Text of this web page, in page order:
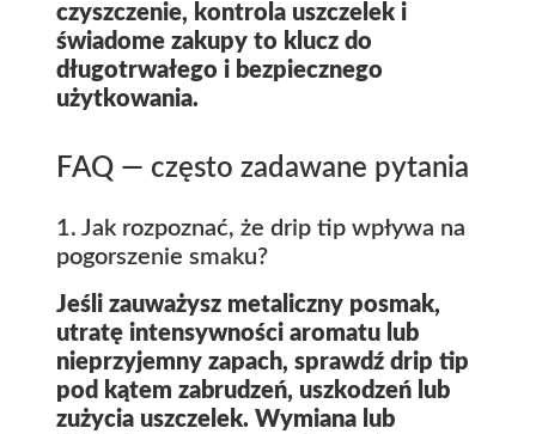
czyszczenie, kontrola uszczelek i
świadome zakupy to klucz do
długotrwałego i bezpiecznego
użytkowania.
FAQ — często zadawane pytania
1. Jak rozpoznać, że drip tip wpływa na
pogorszenie smaku?
Jeśli zauważysz metaliczny posmak,
utratę intensywności aromatu lub
nieprzyjemny zapach, sprawdź drip tip
pod kątem zabrudzeń, uszkodzeń lub
zużycia uszczelek. Wymiana lub